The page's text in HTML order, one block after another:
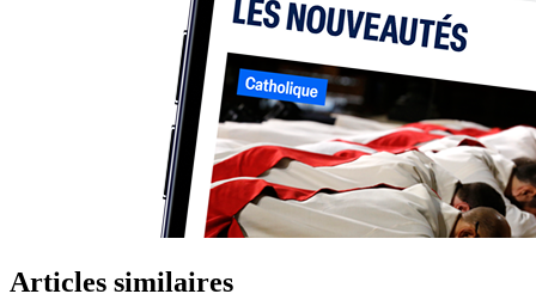
Articles similaires